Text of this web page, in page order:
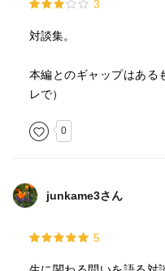
3
対談集。
本編とのギャップはある
レで）
0
junkame3さん
5